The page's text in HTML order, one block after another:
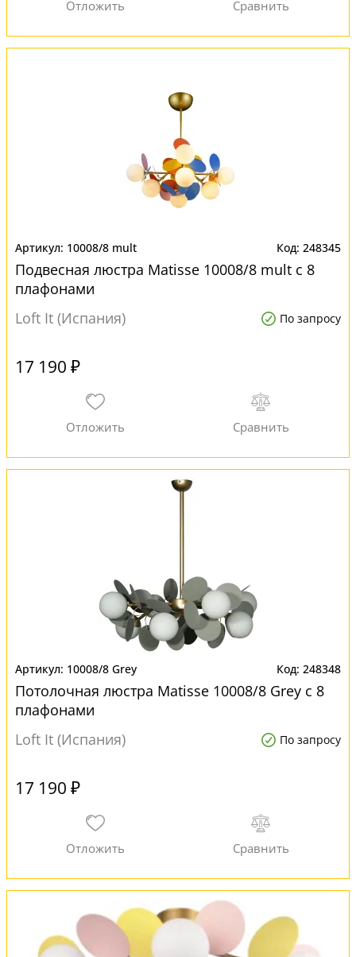
10008/8 mult 248345
Подвесная люстра Matisse 10008/8 mult с 8
плафонами
Loft It (Испания)
По запросу
17 190 ₽
10008/8 Grey 248348
Потолочная люстра Matisse 10008/8 Grey с 8
плафонами
Loft It (Испания)
По запросу
17 190 ₽